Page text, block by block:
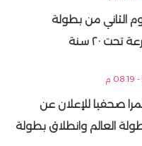
الثاني من بطولة
٢٠ سنة
صحفيا للإعلان عن
العالم وانطلاق بطولة